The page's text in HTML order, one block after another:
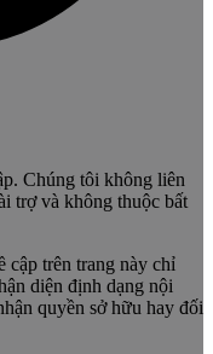
Chúng tôi không liên
trợ và không thuộc bất
trên trang này chỉ
diện định dạng nội
quyền sở hữu hay đối